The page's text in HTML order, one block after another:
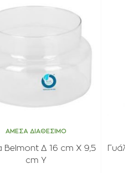
ΑΜΕΣΑ ΔΙΑΘΕΣΙΜΟ
Belmont Δ 16 cm X 9,5
cm Y